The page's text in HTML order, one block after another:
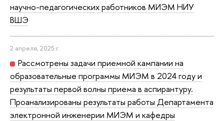
научно-педагогических работников МИЭМ НИУ
ВШЭ
2 апреля, 2025 г.
Рассмотрены задачи приемной кампании на
образовательные программы МИЭМ в 2024 году и
результаты первой волны приема в аспирантуру.
Проанализированы результаты работы Департамента
электронной инженерии МИЭМ и кафедры